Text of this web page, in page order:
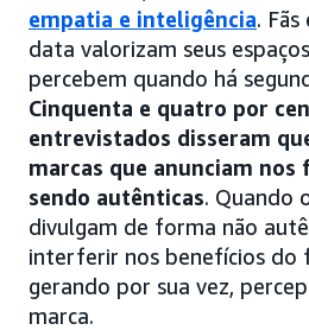
empatia e inteligência.
data valorizam seus
percebem quando há
Cinquenta e quatro por
entrevistados disseram
marcas que anunciam nos
sendo autênticas. Quando
divulgam de forma não
interferir nos benefícios do
gerando por sua vez,
marca.